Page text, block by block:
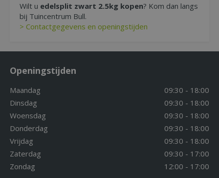
Wilt u edelsplit zwart 2.5kg kopen? Kom dan langs
bij Tuincentrum Bull.
> Contactgegevens en openingstijden
Openingstijden
Maandag
09:30 - 18:00
Dinsdag
09:30 - 18:00
Woensdag
09:30 - 18:00
Donderdag
09:30 - 18:00
Vrijdag
09:30 - 18:00
Zaterdag
09:30 - 17:00
Zondag
12:00 - 17:00